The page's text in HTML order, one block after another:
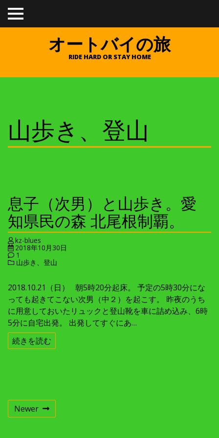
TO
GGL
オートバイの旅
RIDE HARD OR STAY HOME
山歩き、登山
息子（次男）と山歩き。愛
知県民の森 北尾根制覇。
kz-blues
2018年10月30日
1
山歩き、登山
2018.10.21（日） 朝5時20分起床。 予定の5時30分にな
っても起きてこない次男（中２）を起こす。 昨夜のうち
に用意しておいたリュックと登山靴を車に詰め込み、6時
5分に自宅出発。 出発してすぐにあ…
続きを読む
投
Newer